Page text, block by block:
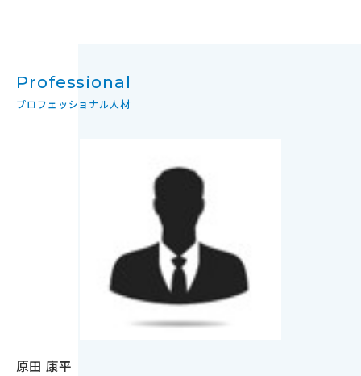
Professional
プロフェッショナル人材
原田 康平